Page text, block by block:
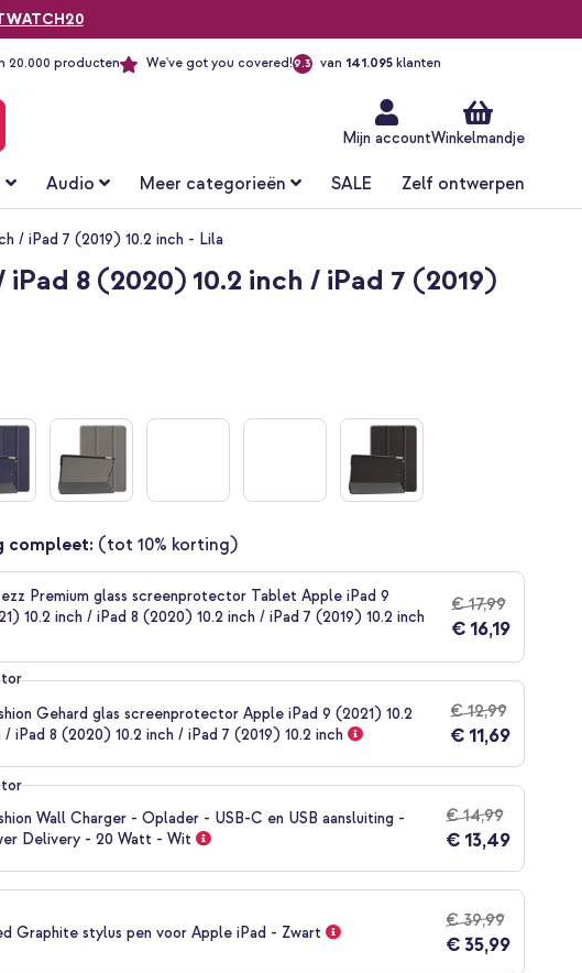
20.000 producten We've got you covered!9.3 van 141.095klanten
Mijn accountWinkelmandje
Audio Meer categorieën SALE Zelf ontwerpen
/ iPad 7 (2019) 10.2 inch - Lila
8 (2020) 10.2 inch / iPad 7 (2019)
compleet: (tot 10% korting)
Premium glass screenprotector Tablet Apple iPad 9
10.2 inch / iPad 8 (2020) 10.2 inch / iPad 7 (2019) 10.2 inch
€ 17,99
€ 16,19
Gehard glas screenprotector Apple iPad 9 (2021) 10.2
/ iPad 8 (2020) 10.2 inch / iPad 7 (2019) 10.2 inch
€ 12,99
€ 11,69
Wall Charger - Oplader - USB-C en USB aansluiting -
Delivery - 20 Watt - Wit
€ 14,99
€ 13,49
Graphite stylus pen voor Apple iPad - Zwart
€ 39,99
€ 35,99